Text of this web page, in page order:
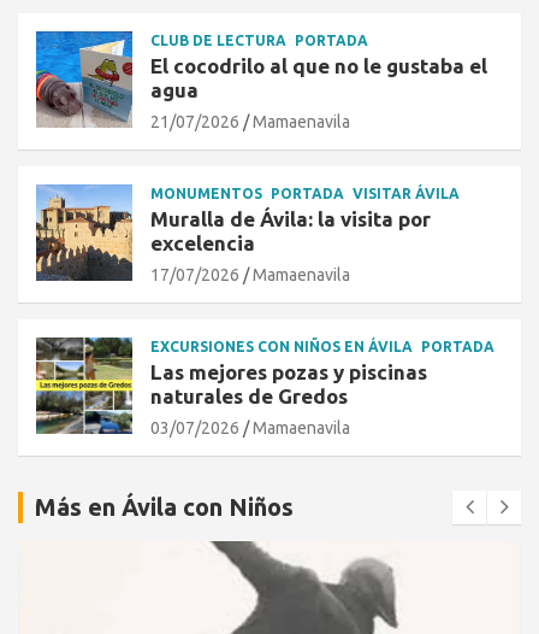
CLUB DE LECTURA PORTADA
El cocodrilo al que no le gustaba el
agua
21/07/2026 Mamaenavila
MONUMENTOS PORTADA VISITAR ÁVILA
Muralla de Ávila: la visita por
excelencia
17/07/2026 Mamaenavila
EXCURSIONES CON NIÑOS EN ÁVILA PORTADA
Las mejores pozas y piscinas
naturales de Gredos
03/07/2026 Mamaenavila
Más en Ávila con Niños